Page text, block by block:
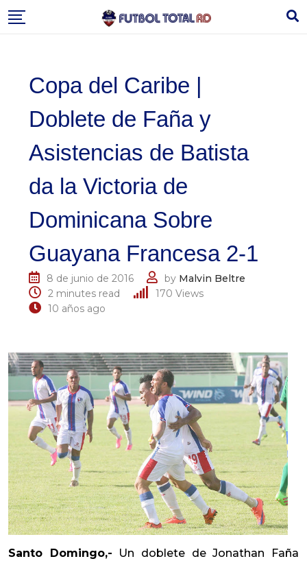
to
Copa del Caribe |
Doblete de Faña y
Asistencias de Batista
da la Victoria de
Dominicana Sobre
Guayana Francesa 2-1
8 de junio de 2016 by Malvin Beltre
2 minutes read
170 Views
10 años ago
Santo Domingo,- Un doblete de Jonathan Faña